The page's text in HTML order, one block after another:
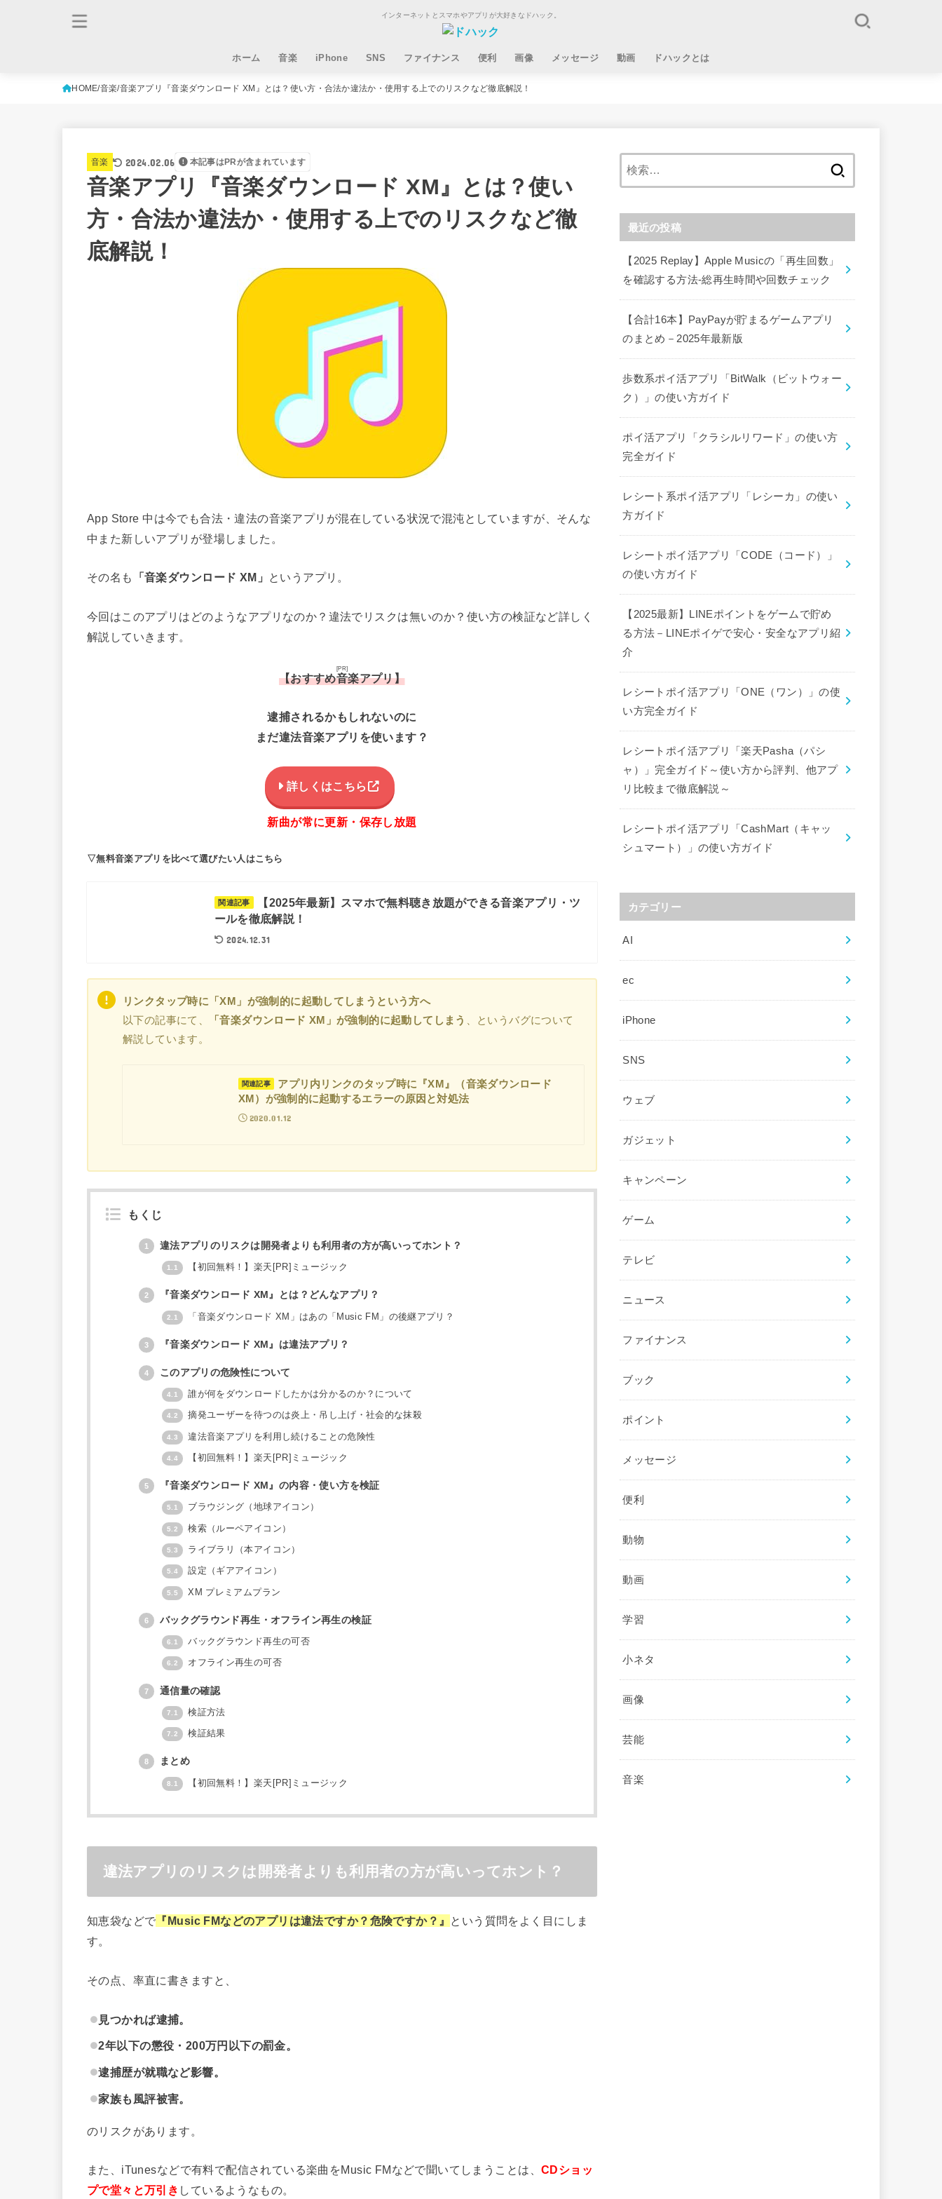
インターネットとスマホやアプリが大好きなドハック。
ホーム 音楽 iPhone SNS ファイナンス 便利 画像 メッセージ 動画 ドハックとは
HOME 音楽 音楽アプリ『音楽ダウンロード XM』とは？使い方・合法か違法か・使用する上でのリスクなど徹底解説！
音楽 2024.02.06 本記事はPRが含まれています
音楽アプリ『音楽ダウンロード XM』とは？使い
方・合法か違法か・使用する上でのリスクなど徹
底解説！
App Store 中は今でも合法・違法の音楽アプリが混在している状況で混沌としていますが、そんな
中また新しいアプリが登場しました。
その名も 「音楽ダウンロード XM」 というアプリ。
今回はこのアプリはどのようなアプリなのか？違法でリスクは無いのか？使い方の検証など詳しく
解説していきます。
【おすすめ音楽アプリ】
[PR]
逮捕されるかもしれないのに
まだ違法音楽アプリを使います？
詳しくはこちら
新曲が常に更新・保存し放題
▽無料音楽アプリを比べて選びたい人はこちら
関連記事
【2025年最新】スマホで無料聴き放題ができる音楽アプリ・ツ
ールを徹底解説！
2024.12.31
リンクタップ時に「XM」が強制的に起動してしまうという方へ
以下の記事にて、
「音楽ダウンロード XM」が強制的に起動してしまう
、というバグについて
解説しています。
関連記事
アプリ内リンクのタップ時に『XM』（音楽ダウンロード
XM）が強制的に起動するエラーの原因と対処法
2020.01.12
もくじ
1 違法アプリのリスクは開発者よりも利用者の方が高いってホント？
1.1 【初回無料！】楽天[PR]ミュージック
2 『音楽ダウンロード XM』とは？どんなアプリ？
2.1 「音楽ダウンロード XM」はあの「Music FM」の後継アプリ？
3 『音楽ダウンロード XM』は違法アプリ？
4 このアプリの危険性について
4.1 誰が何をダウンロードしたかは分かるのか？について
4.2 摘発ユーザーを待つのは炎上・吊し上げ・社会的な抹殺
4.3 違法音楽アプリを利用し続けることの危険性
4.4 【初回無料！】楽天[PR]ミュージック
5 『音楽ダウンロード XM』の内容・使い方を検証
5.1 ブラウジング（地球アイコン）
5.2 検索（ルーペアイコン）
5.3 ライブラリ（本アイコン）
5.4 設定（ギアアイコン）
5.5 XM プレミアムプラン
6 バックグラウンド再生・オフライン再生の検証
6.1 バックグラウンド再生の可否
6.2 オフライン再生の可否
7 通信量の確認
7.1 検証方法
7.2 検証結果
8 まとめ
8.1 【初回無料！】楽天[PR]ミュージック
違法アプリのリスクは開発者よりも利用者の方が高いってホント？
知恵袋などで 『Music FMなどのアプリは違法ですか？危険ですか？』 という質問をよく目にしま
す。
その点、率直に書きますと、
見つかれば逮捕。
2年以下の懲役・200万円以下の罰金。
逮捕歴が就職など影響。
家族も風評被害。
のリスクがあります。
また、iTunesなどで有料で配信されている楽曲をMusic FMなどで聞いてしまうことは、 CDショッ
プで堂々と万引き しているようなもの。
最近の投稿
【2025 Replay】Apple Musicの「再生回数」
を確認する方法-総再生時間や回数チェック
【合計16本】PayPayが貯まるゲームアプリ
のまとめ－2025年最新版
歩数系ポイ活アプリ「BitWalk（ビットウォー
ク）」の使い方ガイド
ポイ活アプリ「クラシルリワード」の使い方
完全ガイド
レシート系ポイ活アプリ「レシーカ」の使い
方ガイド
レシートポイ活アプリ「CODE（コード）」
の使い方ガイド
【2025最新】LINEポイントをゲームで貯め
る方法－LINEポイゲで安心・安全なアプリ紹
介
レシートポイ活アプリ「ONE（ワン）」の使
い方完全ガイド
レシートポイ活アプリ「楽天Pasha（パシ
ャ）」完全ガイド～使い方から評判、他アプ
リ比較まで徹底解説～
レシートポイ活アプリ「CashMart（キャッ
シュマート）」の使い方ガイド
カテゴリー
AI
ec
iPhone
SNS
ウェブ
ガジェット
キャンペーン
ゲーム
テレビ
ニュース
ファイナンス
ブック
ポイント
メッセージ
便利
動物
動画
学習
小ネタ
画像
芸能
音楽